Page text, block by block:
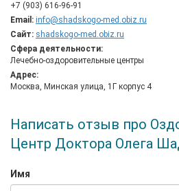
+7 (903) 616-96-91
Email: info@shadskogo-med.obiz.ru
Сайт: shadskogo-med.obiz.ru
Сфера деятельности:
Лечебно-оздоровительные центры
Адрес:
Москва, Минская улица, 1Г корпус 4
Написать отзыв про
Центр Доктора Олега
Имя